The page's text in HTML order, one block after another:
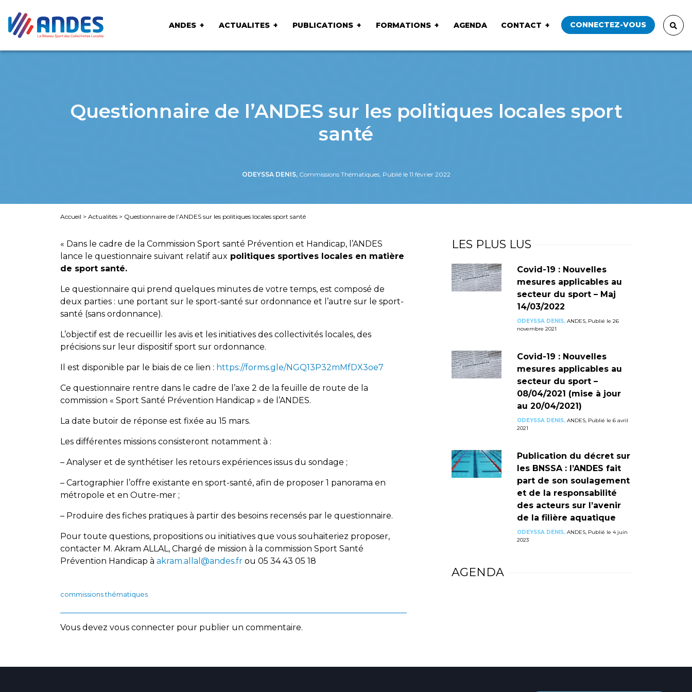
ANDES ACTUALITES PUBLICATIONS FORMATIONS AGENDA CONTACT CONNECTEZ-VOUS
Questionnaire de l’ANDES sur les politiques locales sport
santé
ODEYSSA DENIS, Commissions Thématiques, Publié le 11 février 2022
Accueil > Actualités > Questionnaire de l’ANDES sur les politiques locales sport santé
« Dans le cadre de la Commission Sport santé Prévention et Handicap, l’ANDES
lance le questionnaire suivant relatif aux politiques sportives locales en matière
de sport santé.
Le questionnaire qui prend quelques minutes de votre temps, est composé de
deux parties : une portant sur le sport-santé sur ordonnance et l’autre sur le sport-
santé (sans ordonnance).
L’objectif est de recueillir les avis et les initiatives des collectivités locales, des
précisions sur leur dispositif sport sur ordonnance.
Il est disponible par le biais de ce lien : https://forms.gle/NGQ13P32mMfDX3oe7
Ce questionnaire rentre dans le cadre de l’axe 2 de la feuille de route de la
commission « Sport Santé Prévention Handicap » de l’ANDES.
La date butoir de réponse est fixée au 15 mars.
Les différentes missions consisteront notamment à :
– Analyser et de synthétiser les retours expériences issus du sondage ;
– Cartographier l’offre existante en sport-santé, afin de proposer 1 panorama en
métropole et en Outre-mer ;
– Produire des fiches pratiques à partir des besoins recensés par le questionnaire.
Pour toute questions, propositions ou initiatives que vous souhaiteriez proposer,
contacter M. Akram ALLAL, Chargé de mission à la commission Sport Santé
Prévention Handicap à akram.allal@andes.fr ou 05 34 43 05 18
commissions thématiques
Vous devez vous connecter pour publier un commentaire.
LES PLUS LUS
Covid-19 : Nouvelles
mesures applicables au
secteur du sport – Maj
14/03/2022
ODEYSSA DENIS,ANDES, Publié le 26
novembre 2021
Covid-19 : Nouvelles
mesures applicables au
secteur du sport –
08/04/2021 (mise à jour
au 20/04/2021)
ODEYSSA DENIS,ANDES, Publié le 6 avril
2021
Publication du décret sur
les BNSSA : l’ANDES fait
part de son soulagement
et de la responsabilité
des acteurs sur l’avenir
de la filière aquatique
ODEYSSA DENIS,ANDES, Publié le 4 juin
2023
AGENDA